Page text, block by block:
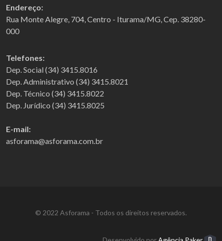
Endereço:
Rua Monte Alegre, 704, Centro - Iturama/MG, Cep. 38280-
000
Telefones:
Dep. Social (34) 3415.8016
Dep. Administrativo (34) 3415.8021
Dep. Técnico (34) 3415.8022
Dep. Jurídico (34) 3415.8025
E-mail:
asforama@asforama.com.br
© 2022 Asforama - Todos os direitos reservados.